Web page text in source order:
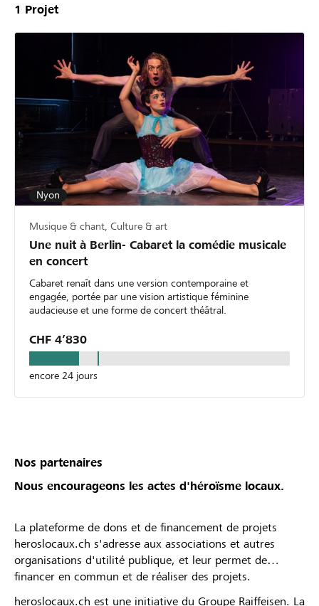
1 Projet
Nyon
Musique & chant, Culture & art
Une nuit à Berlin- Cabaret la comédie musicale
en concert
Cabaret renaît dans une version contemporaine et
engagée, portée par une vision artistique féminine
audacieuse et une forme de concert théâtral.
CHF 4’830
encore 24 jours
Nos partenaires
Nous encourageons les actes d'héroïsme locaux.
La plateforme de dons et de financement de projets
heroslocaux.ch s'adresse aux associations et autres
organisations d'utilité publique, et leur permet de
financer en commun et de réaliser des projets.
heroslocaux.ch est une initiative du Groupe Raiffeisen. La